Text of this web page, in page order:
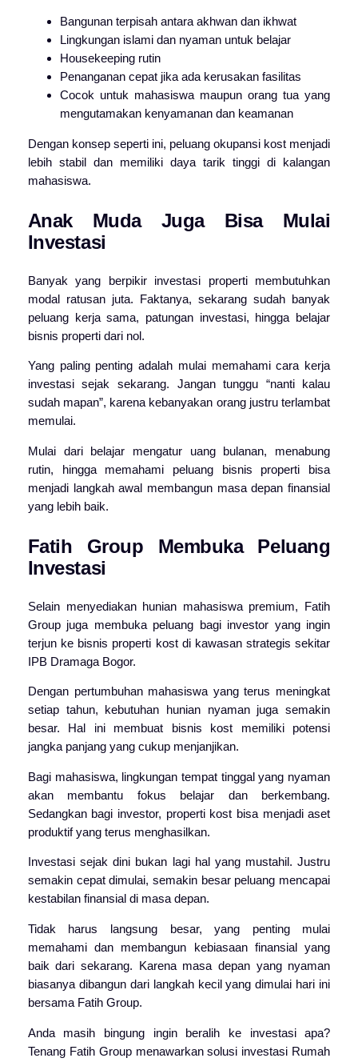
Bangunan terpisah antara akhwan dan ikhwat
Lingkungan islami dan nyaman untuk belajar
Housekeeping rutin
Penanganan cepat jika ada kerusakan fasilitas
Cocok untuk mahasiswa maupun orang tua yang
mengutamakan kenyamanan dan keamanan
Dengan konsep seperti ini, peluang okupansi kost menjadi
lebih stabil dan memiliki daya tarik tinggi di kalangan
mahasiswa.
Anak Muda Juga Bisa Mulai
Investasi
Banyak yang berpikir investasi properti membutuhkan
modal ratusan juta. Faktanya, sekarang sudah banyak
peluang kerja sama, patungan investasi, hingga belajar
bisnis properti dari nol.
Yang paling penting adalah mulai memahami cara kerja
investasi sejak sekarang. Jangan tunggu “nanti kalau
sudah mapan”, karena kebanyakan orang justru terlambat
memulai.
Mulai dari belajar mengatur uang bulanan, menabung
rutin, hingga memahami peluang bisnis properti bisa
menjadi langkah awal membangun masa depan finansial
yang lebih baik.
Fatih Group Membuka Peluang
Investasi
Selain menyediakan hunian mahasiswa premium,
Fatih
Groupjuga membuka peluang bagi investor yang ingin
terjun ke bisnis properti kost di kawasan strategis sekitar
IPB Dramaga Bogor.
Dengan pertumbuhan mahasiswa yang terus meningkat
setiap tahun, kebutuhan hunian nyaman juga semakin
besar. Hal ini membuat bisnis kost memiliki potensi
jangka panjang yang cukup menjanjikan.
Bagi mahasiswa, lingkungan tempat tinggal yang nyaman
akan membantu fokus belajar dan berkembang.
Sedangkan bagi investor, properti kost bisa menjadi aset
produktif yang terus menghasilkan.
Investasi sejak dini bukan lagi hal yang mustahil. Justru
semakin cepat dimulai, semakin besar peluang mencapai
kestabilan finansial di masa depan.
Tidak harus langsung besar, yang penting mulai
memahami dan membangun kebiasaan finansial yang
baik dari sekarang. Karena masa depan yang nyaman
biasanya dibangun dari langkah kecil yang dimulai hari ini
bersama Fatih Group.
Anda masih bingung ingin beralih ke investasi apa?
Tenang Fatih Group menawarkan solusi investasi Rumah